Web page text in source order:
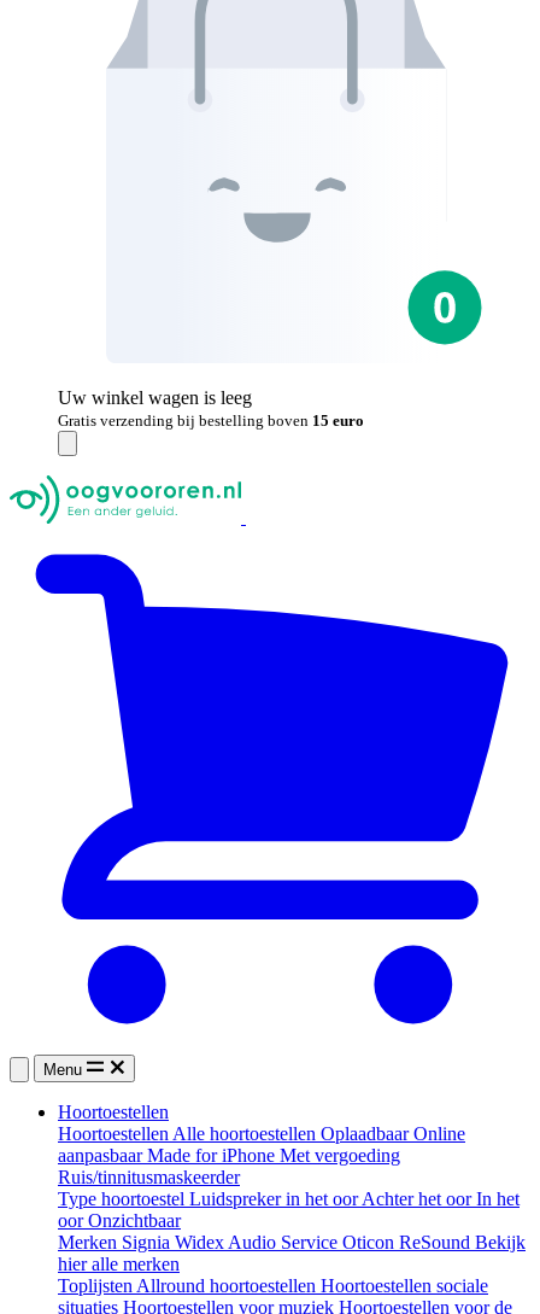
Uw winkel wagen is leeg
Gratis verzending bij bestelling boven 15 euro
Menu
Hoortoestellen
Hoortoestellen Alle hoortoestellen OplaadbaarOnline
aanpasbaarMade for iPhone Met vergoeding
Ruis/tinnitusmaskeerder
Type hoortoestel Luidspreker in het oorAchter het oorIn het
oorOnzichtbaar
Merken Signia Widex Audio Service Oticon ReSound Bekijk
hier alle merken
Toplijsten Allround hoortoestellen Hoortoestellen sociale
situaties Hoortoestellen voor muziek Hoortoestellen voor de